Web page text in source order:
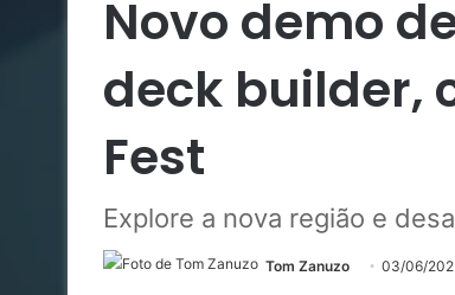
Novo demo
deck builder,
Fest
Explore a nova região e
Tom Zanuzo 03/06/